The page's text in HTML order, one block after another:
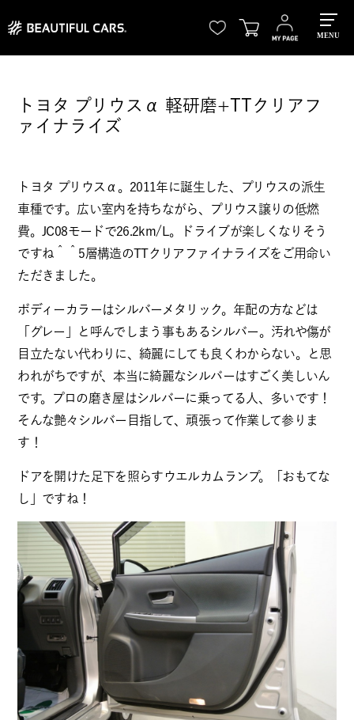
MENU
トヨタ プリウスα 軽研磨+TTクリアフ
ァイナライズ
トヨタ プリウスα。2011年に誕生した、プリウスの派生
車種です。広い室内を持ちながら、プリウス譲りの低燃
費。JC08モードで26.2km/L。ドライブが楽しくなりそう
ですね＾＾5層構造のTTクリアファイナライズをご用命い
ただきました。
ボディーカラーはシルバーメタリック。年配の方などは
「グレー」と呼んでしまう事もあるシルバー。汚れや傷が
目立たない代わりに、綺麗にしても良くわからない。と思
われがちですが、本当に綺麗なシルバーはすごく美しいん
です。プロの磨き屋はシルバーに乗ってる人、多いです！
そんな艶々シルバー目指して、頑張って作業して参りま
す！
ドアを開けた足下を照らすウエルカムランプ。「おもてな
し」ですね！